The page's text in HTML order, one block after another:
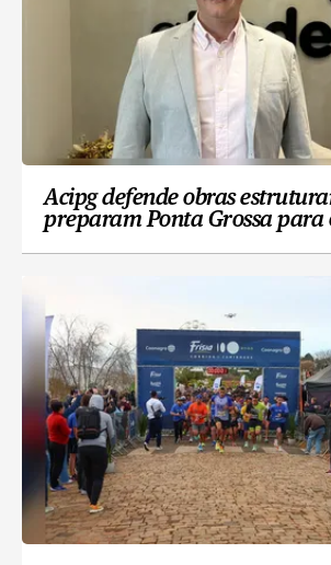
Acipg defende obras
preparam Ponta Grossa para